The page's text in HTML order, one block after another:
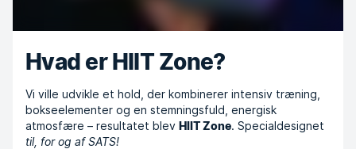
Hvad er HIIT Zone?
Vi ville udvikle et hold, der kombinerer intensiv træning,
bokseelementer og en stemningsfuld, energisk
atmosfære – resultatet blev HIIT Zone. Specialdesignet
til, for og af SATS!